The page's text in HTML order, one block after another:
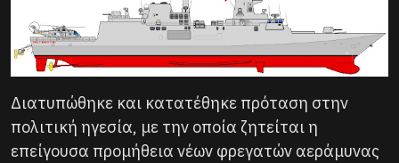
Διατυπώθηκε και κατατέθηκε πρόταση στην
πολιτική ηγεσία, με την οποία ζητείται η
επείγουσα προμήθεια νέων φρεγατών αεράμυνας